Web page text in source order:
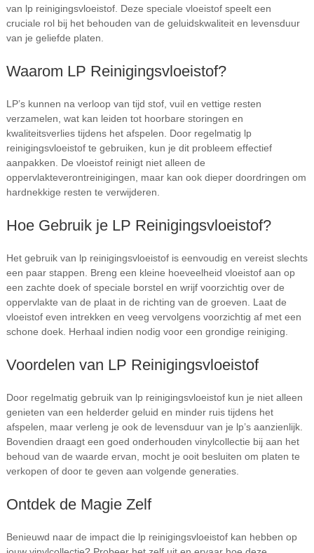
van lp reinigingsvloeistof. Deze speciale vloeistof speelt een
cruciale rol bij het behouden van de geluidskwaliteit en levensduur
van je geliefde platen.
Waarom LP Reinigingsvloeistof?
LP’s kunnen na verloop van tijd stof, vuil en vettige resten
verzamelen, wat kan leiden tot hoorbare storingen en
kwaliteitsverlies tijdens het afspelen. Door regelmatig lp
reinigingsvloeistof te gebruiken, kun je dit probleem effectief
aanpakken. De vloeistof reinigt niet alleen de
oppervlakteverontreinigingen, maar kan ook dieper doordringen om
hardnekkige resten te verwijderen.
Hoe Gebruik je LP Reinigingsvloeistof?
Het gebruik van lp reinigingsvloeistof is eenvoudig en vereist slechts
een paar stappen. Breng een kleine hoeveelheid vloeistof aan op
een zachte doek of speciale borstel en wrijf voorzichtig over de
oppervlakte van de plaat in de richting van de groeven. Laat de
vloeistof even intrekken en veeg vervolgens voorzichtig af met een
schone doek. Herhaal indien nodig voor een grondige reiniging.
Voordelen van LP Reinigingsvloeistof
Door regelmatig gebruik van lp reinigingsvloeistof kun je niet alleen
genieten van een helderder geluid en minder ruis tijdens het
afspelen, maar verleng je ook de levensduur van je lp’s aanzienlijk.
Bovendien draagt een goed onderhouden vinylcollectie bij aan het
behoud van de waarde ervan, mocht je ooit besluiten om platen te
verkopen of door te geven aan volgende generaties.
Ontdek de Magie Zelf
Benieuwd naar de impact die lp reinigingsvloeistof kan hebben op